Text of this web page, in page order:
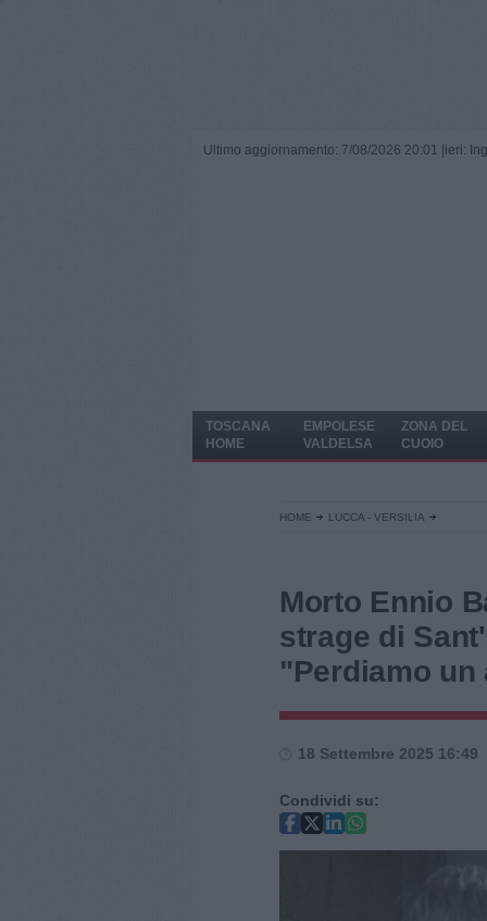
Ultimo aggiornamento: 7/08/2026 20:01 | ieri:
TOSCANA
HOME
EMPOLESE
VALDELSA
ZONA DEL
CUOIO
HOME LUCCA - VERSILIA
Morto Ennio
strage di
"Perdiamo
18 Settembre 2025 16:49
Condividi su: